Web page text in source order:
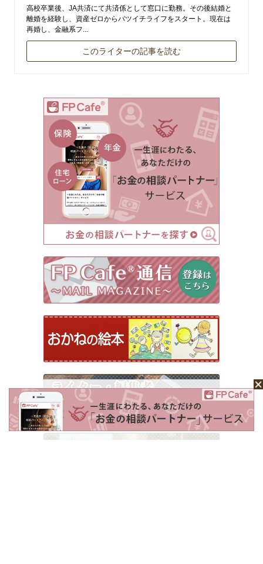
高校卒業後、JA共済にて共済係として窓口に勤務。その後結婚と
離婚を経験し、資産ゼロからバツイチライフをスタート。現在は
再婚し、金融系フ...
このライターの記事を読む